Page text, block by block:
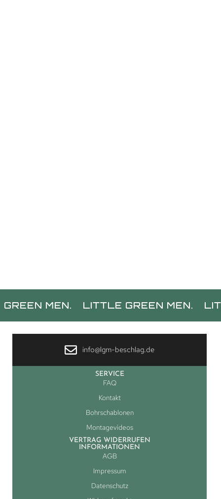
LITTLE GREEN MEN. LITTLE
info@lgm-beschlag.de
SERVICE
FAQ
Kontakt
Bohrschablonen
Montagevideos
VERTRAG WIDERRUFEN
INFORMATIONEN
AGB
Impressum
Datenschutz